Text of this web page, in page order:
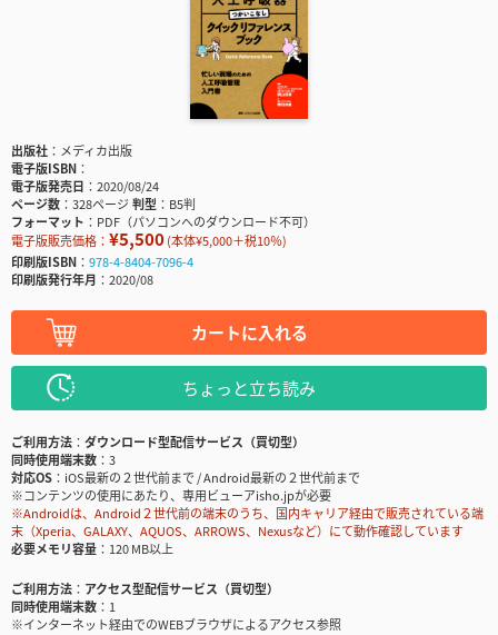
出版社
メディカ出版
電子版ISBN
電子版発売日
2020/08/24
ページ数
328ページ判型
B5判
フォーマット
PDF（パソコンへのダウンロード不可）
電子版販売価格： ¥5,500(本体¥5,000＋税10％)
印刷版ISBN
978-4-8404-7096-4
印刷版発行年月
2020/08
カートに入れる
ちょっと立ち読み
ご利用方法
ダウンロード型配信サービス（買切型）
同時使用端末数
3
対応OS
iOS最新の２世代前まで / Android最新の２世代前まで
※コンテンツの使用にあたり、専用ビューアisho.jpが必要
※Androidは、Android２世代前の端末のうち、国内キャリア経由で販売されている端
末（Xperia、GALAXY、AQUOS、ARROWS、Nexusなど）にて動作確認しています
必要メモリ容量
120 MB以上
ご利用方法
アクセス型配信サービス（買切型）
同時使用端末数
1
※インターネット経由でのWEBブラウザによるアクセス参照